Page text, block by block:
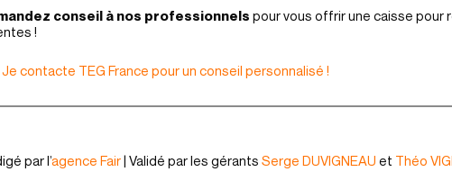
conseil à nos professionnels pour vous offrir une caisse pour
!
Je contacte TEG France pour un conseil personnalisé !
par l’agence Fair| Validé par les gérants Serge DUVIGNEAU et Théo